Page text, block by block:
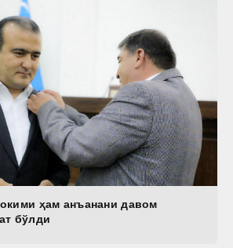
ҳам анъанани давом
бўлди